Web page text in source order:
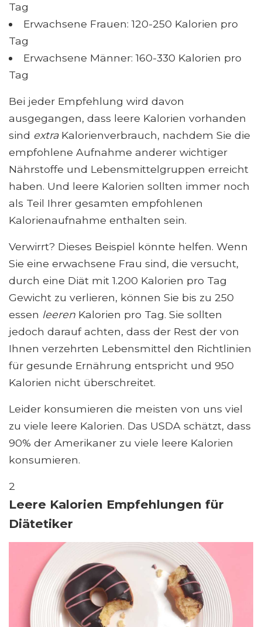
Tag
Erwachsene Frauen: 120-250 Kalorien pro
Tag
Erwachsene Männer: 160-330 Kalorien pro
Tag
Bei jeder Empfehlung wird davon
ausgegangen, dass leere Kalorien vorhanden
sind extraKalorienverbrauch, nachdem Sie die
empfohlene Aufnahme anderer wichtiger
Nährstoffe und Lebensmittelgruppen erreicht
haben. Und leere Kalorien sollten immer noch
als Teil Ihrer gesamten empfohlenen
Kalorienaufnahme enthalten sein.
Verwirrt? Dieses Beispiel könnte helfen. Wenn
Sie eine erwachsene Frau sind, die versucht,
durch eine Diät mit 1.200 Kalorien pro Tag
Gewicht zu verlieren, können Sie bis zu 250
essen leeren Kalorien pro Tag. Sie sollten
jedoch darauf achten, dass der Rest der von
Ihnen verzehrten Lebensmittel den Richtlinien
für gesunde Ernährung entspricht und 950
Kalorien nicht überschreitet.
Leider konsumieren die meisten von uns viel
zu viele leere Kalorien. Das USDA schätzt, dass
90% der Amerikaner zu viele leere Kalorien
konsumieren.
2
Leere Kalorien Empfehlungen für
Diätetiker